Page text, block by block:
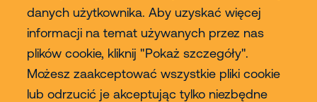
danych użytkownika. Aby uzyskać więcej
informacji na temat używanych przez nas
plików cookie, kliknij "Pokaż szczegóły".
Możesz zaakceptować wszystkie pliki cookie
lub odrzucić je akceptując tylko niezbędne
Usługi
Sprzedaż